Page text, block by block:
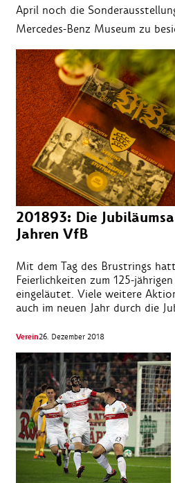
April noch die
Mercedes-Benz Museum zu
201893: Die
Jahren VfB
Mit dem Tag des Brustrings
Feierlichkeiten zum 125-
eingeläutet. Viele weitere
auch im neuen Jahr durch die
Verein26. Dezember 2018